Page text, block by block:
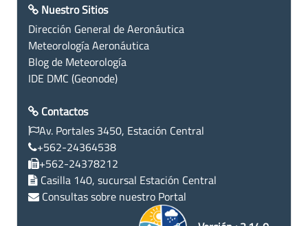
Nuestro Sitios
Dirección General de Aeronáutica
Meteorología Aeronáutica
Blog de Meteorología
IDE DMC (Geonode)
Contactos
Av. Portales 3450, Estación Central
+562-24364538
+562-24378212
Casilla 140, sucursal Estación Central
Consultas sobre nuestro Portal